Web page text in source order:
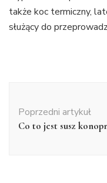
także koc termiczny,
służący do
Poprzedni artykuł
Co to jest susz